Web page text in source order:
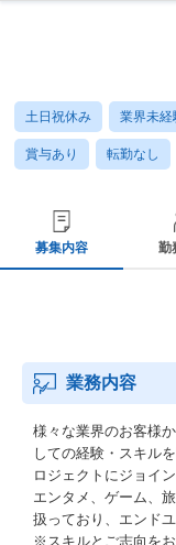
土日祝休み 業界未経
賞与あり 転勤なし
募集内容 勤
業務内容
様々な業界のお客様
しての経験・スキル
ロジェクトにジョイ
エンタメ、ゲーム、
扱っており、エンド
※スキルとご志向を